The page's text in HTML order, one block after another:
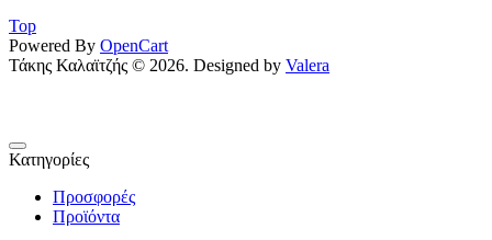
Top
Powered By OpenCart
Τάκης Καλαϊτζής © 2026. Designed by Valera
Κατηγορίες
Προσφορές
Προϊόντα